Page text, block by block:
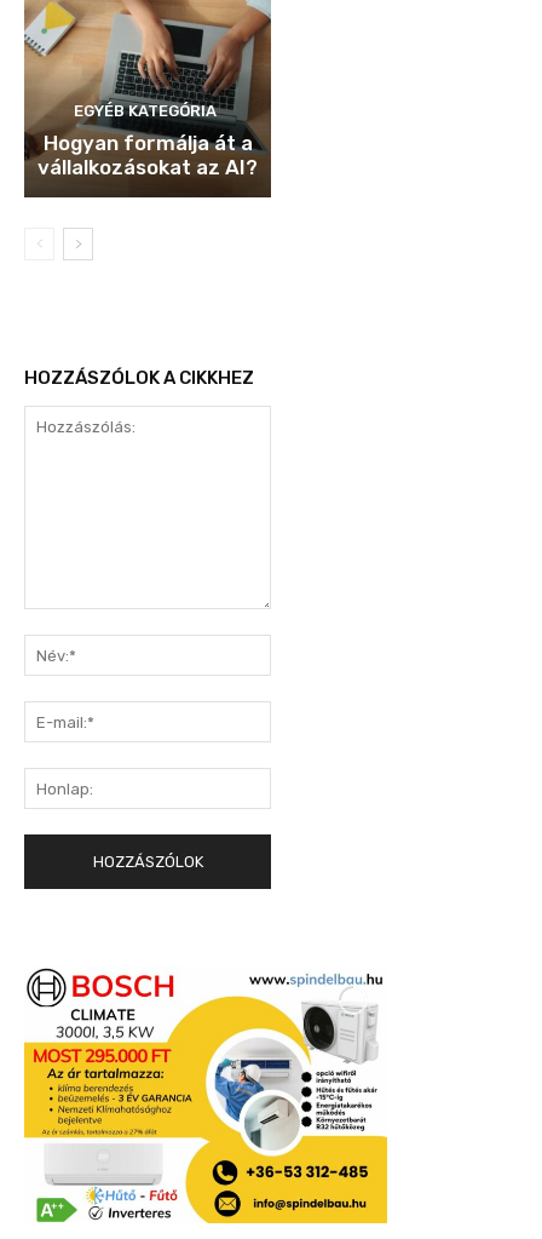
EGYÉB KATEGÓRIA
Hogyan formálja át a
vállalkozásokat az AI?
HOZZÁSZÓLOK A CIKKHEZ
mail:*